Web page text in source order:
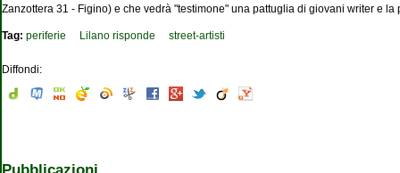
Zanzottera 31 - Figino) e che vedrà "testimone" una pattuglia di giovani writer e
Tag: periferie Lilano risponde street-artisti
Diffondi:
Pubblicazioni